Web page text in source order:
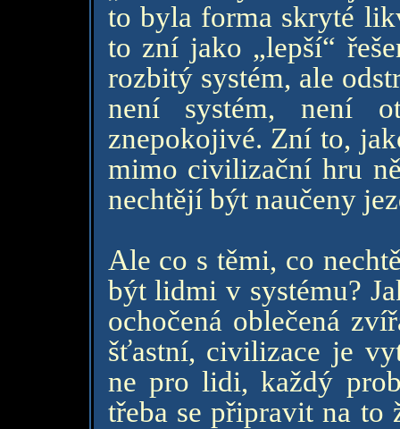
to byla forma skryté
to zní jako „lepší“
rozbitý systém, ale
není systém, není
znepokojivé. Zní to,
mimo civilizační hru
nechtějí být naučeny
Ale co s těmi, co
být lidmi v systému?
ochočená oblečená
šťastní, civilizace je
ne pro lidi, každý
třeba se připravit na to